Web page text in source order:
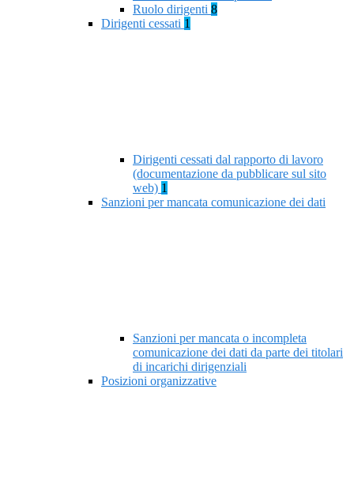
Ruolo dirigenti 8
Dirigenti cessati 1
Dirigenti cessati dal rapporto di lavoro
(documentazione da pubblicare sul sito
web) 1
Sanzioni per mancata comunicazione dei dati
Sanzioni per mancata o incompleta
comunicazione dei dati da parte dei titolari
di incarichi dirigenziali
Posizioni organizzative